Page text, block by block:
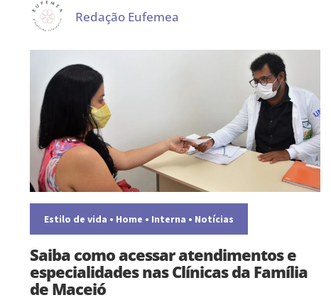
Redação Eufemea
Estilo de vida • Home • Interna • Notícias
Saiba como acessar atendimentos e
especialidades nas Clínicas da Família
de Maceió